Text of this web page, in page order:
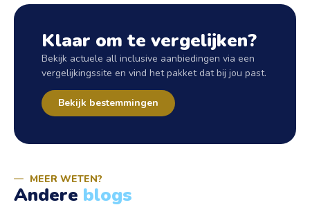
Klaar om te vergelijken?
Bekijk actuele all inclusive aanbiedingen via een
vergelijkingssite en vind het pakket dat bij jou past.
Bekijk bestemmingen
MEER WETEN?
Andere blogs